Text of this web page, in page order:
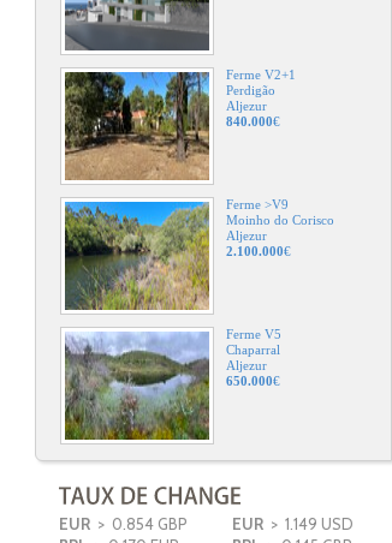
Ferme V2+1
Perdigão
Aljezur
840.000€
Ferme >V9
Moinho do Corisco
Aljezur
2.100.000€
Ferme V5
Chaparral
Aljezur
650.000€
EUR > 0.854 GBP
EUR> 1.149 USD